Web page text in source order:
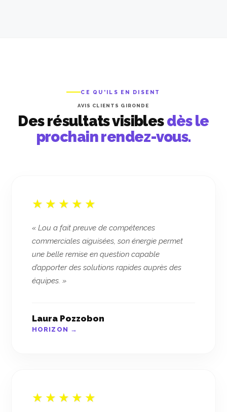
CE QU'ILS EN DISENT
AVIS CLIENTS GIRONDE
Des résultats visiblesdès le
prochain rendez-vous.
« Lou a fait preuve de compétences
commerciales aiguisées, son énergie permet
une belle remise en question capable
d’apporter des solutions rapides auprès des
équipes. »
Laura Pozzobon
HORIZON →